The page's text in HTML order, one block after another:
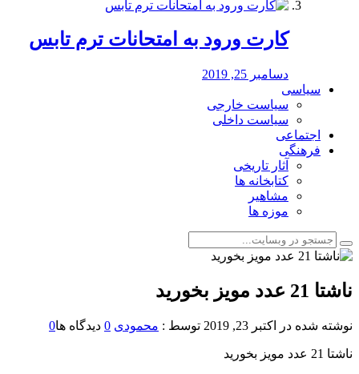
کارت ورود به امتحانات ترم تابس
دسامبر 25, 2019
سیاسی
سیاست خارجی
سیاست داخلی
اجتماعی
فرهنگی
آثار تاریخی
کتابخانه ها
مشاهیر
موزه ها
ناشتا 21 عدد مویز بخورید
نوشته شده در اکتبر 23, 2019 توسط : محمودی 0 دیدگاه ها0
ناشتا 21 عدد مویز بخورید